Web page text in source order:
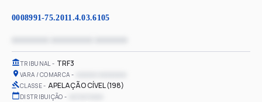
0008991-75.2011.4.03.6105
TRIBUNAL TRF3
VARA / COMARCA
CLASSE APELAÇÃO CÍVEL (198)
DISTRIBUIÇÃO